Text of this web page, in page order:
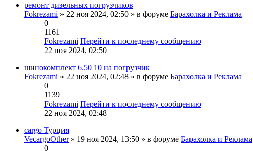
ремонт дизельных погрузчиков
Fokrezami » 22 ноя 2024, 02:50 » в форуме Барахолка и Реклама
0
1161
Fokrezami Перейти к последнему сообщению
22 ноя 2024, 02:50
шинокомплект 6.50 10 на погрузчик
Fokrezami » 22 ноя 2024, 02:48 » в форуме Барахолка и Реклама
0
1139
Fokrezami Перейти к последнему сообщению
22 ноя 2024, 02:48
cargo Турция
VecargoOther» 19 ноя 2024, 13:50 » в форуме Барахолка и Реклама
0